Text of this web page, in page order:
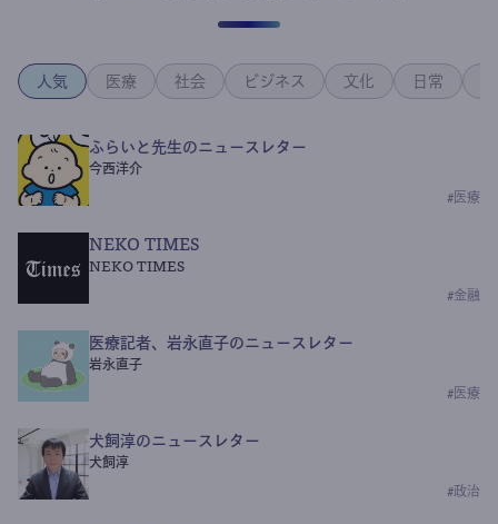
人気 医療 社会 ビジネス 文化 日常
ふらいと先生のニュースレター
今西洋介
# 医療
NEKO TIMES
NEKO TIMES
#金融
医療記者、岩永直子のニュースレター
岩永直子
# 医療
犬飼淳のニュースレター
犬飼淳
#政治